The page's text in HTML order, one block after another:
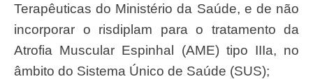
Terapêuticas do Ministério da Saúde, e de não
incorporar o risdiplam para o tratamento da
Atrofia Muscular Espinhal (AME) tipo IIIa, no
âmbito do Sistema Único de Saúde (SUS);